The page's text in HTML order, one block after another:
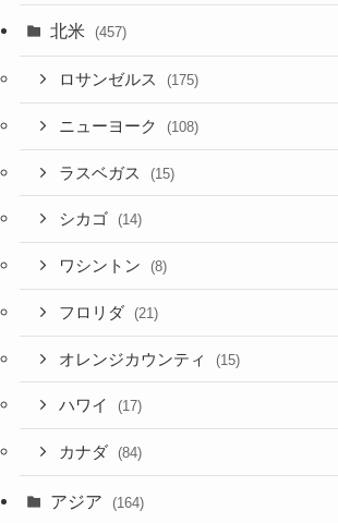
北米 (457)
ロサンゼルス (175)
ニューヨーク (108)
ラスベガス (15)
シカゴ (14)
ワシントン (8)
フロリダ (21)
オレンジカウンティ (15)
ハワイ (17)
カナダ (84)
アジア (164)